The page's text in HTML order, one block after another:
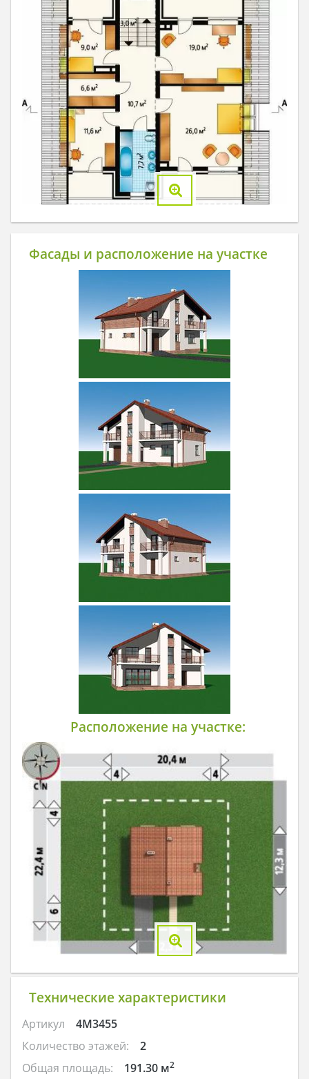
Фасады и расположение на участке
Расположение на участке:
Технические характеристики
Артикул
4M3455
Количество этажей:
2
Общая площадь:
191.30 м2